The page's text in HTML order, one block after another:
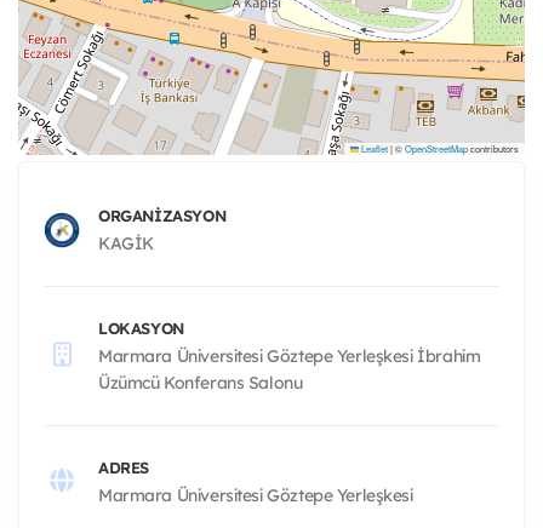
Leaflet|©OpenStreetMapcontributors
ORGANIZASYON
KAGİK
LOKASYON
Marmara Üniversitesi Göztepe Yerleşkesi İbrahim
Üzümcü Konferans Salonu
ADRES
Marmara Üniversitesi Göztepe Yerleşkesi